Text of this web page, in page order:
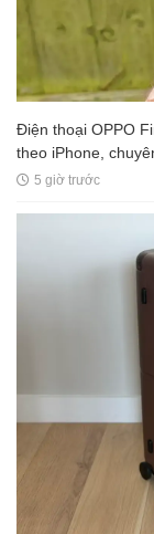
Điện thoại OPPO
theo iPhone,
5 giờ trước